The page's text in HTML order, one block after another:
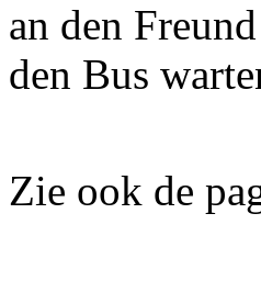
an den
den Bus
Zie ook de